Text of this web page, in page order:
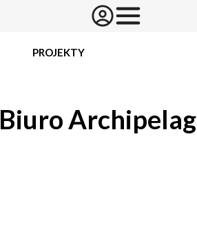
PROJEKTY
Biuro Archipelag